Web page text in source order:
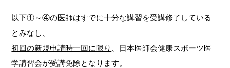
以下①～④の医師はすでに十分な講習を受講修了している
とみなし、
初回の新規申請時一回に限り
、日本医師会健康スポーツ医
学講習会が受講免除となります。